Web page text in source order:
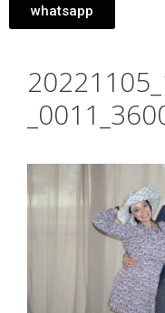
whatsapp